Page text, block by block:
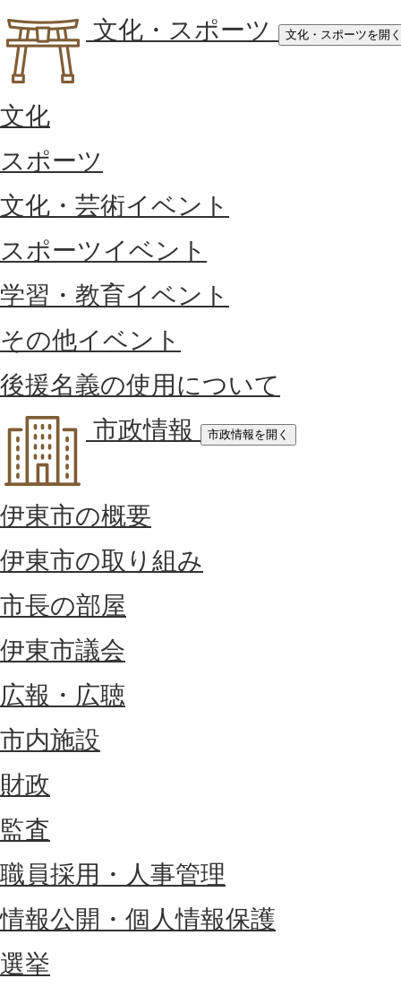
文化・スポーツ
文化・スポーツを開く
文化
スポーツ
文化・芸術イベント
スポーツイベント
学習・教育イベント
その他イベント
後援名義の使用について
市政情報
市政情報を開く
伊東市の概要
伊東市の取り組み
市長の部屋
伊東市議会
広報・広聴
市内施設
財政
監査
職員採用・人事管理
情報公開・個人情報保護
選挙